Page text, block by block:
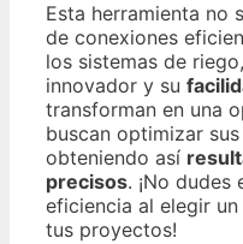
Esta herramienta no
de conexiones
los sistemas de
innovador y su
transforman en una
buscan optimizar
obteniendo así
precisos. ¡No
eficiencia al elegir
tus proyectos!